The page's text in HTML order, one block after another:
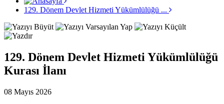
129. Dönem Devlet Hizmeti Yükümlülüğü ...
129. Dönem Devlet Hizmeti Yükümlülüğü
Kurası İlanı
08 Mayıs 2026